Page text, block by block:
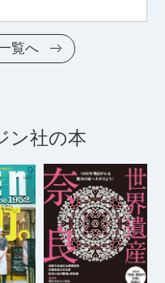
覧へ
ン社の本